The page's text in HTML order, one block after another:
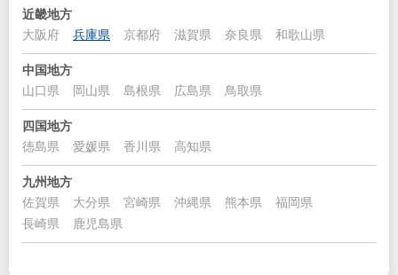
近畿地方
大阪府
兵庫県 京都府 滋賀県 奈良県 和歌山県
中国地方
山口県
岡山県 島根県 広島県 鳥取県
四国地方
徳島県
愛媛県 香川県 高知県
九州地方
佐賀県
大分県 宮崎県 沖縄県 熊本県
福岡県
長崎県
鹿児島県